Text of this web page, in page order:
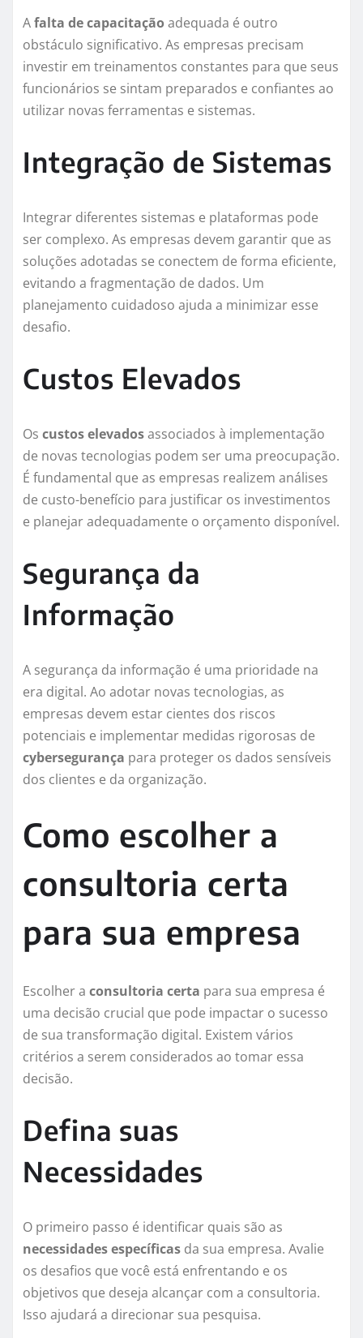
Afalta de capacitação adequada é outro
obstáculo significativo. As empresas precisam
investir em treinamentos constantes para que seus
funcionários se sintam preparados e confiantes ao
utilizar novas ferramentas e sistemas.
Integração de Sistemas
Integrar diferentes sistemas e plataformas pode
ser complexo. As empresas devem garantir que as
soluções adotadas se conectem de forma eficiente,
evitando a fragmentação de dados. Um
planejamento cuidadoso ajuda a minimizar esse
desafio.
Custos Elevados
Os custos elevadosassociados à implementação
de novas tecnologias podem ser uma preocupação.
É fundamental que as empresas realizem análises
de custo-benefício para justificar os investimentos
e planejar adequadamente o orçamento disponível.
Segurança da
Informação
A segurança da informação é uma prioridade na
era digital. Ao adotar novas tecnologias, as
empresas devem estar cientes dos riscos
potenciais e implementar medidas rigorosas de
cybersegurança para proteger os dados sensíveis
dos clientes e da organização.
Como escolher a
consultoria certa
para sua empresa
Escolher a consultoria certa para sua empresa é
uma decisão crucial que pode impactar o sucesso
de sua transformação digital. Existem vários
critérios a serem considerados ao tomar essa
decisão.
Defina suas
Necessidades
O primeiro passo é identificar quais são as
necessidades específicas da sua empresa. Avalie
os desafios que você está enfrentando e os
objetivos que deseja alcançar com a consultoria.
Isso ajudará a direcionar sua pesquisa.